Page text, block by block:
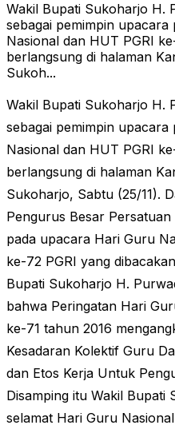
Wakil Bupati Sukoharjo H.
sebagai pemimpin
Nasional dan HUT PGRI
berlangsung di halaman
Sukoh...
Wakil Bupati Sukoharjo H.
sebagai pemimpin
Nasional dan HUT PGRI
berlangsung di halaman
Sukoharjo, Sabtu (25/11).
Pengurus Besar
pada upacara Hari Guru
ke-72 PGRI yang
Bupati Sukoharjo H.
bahwa Peringatan Hari
ke-71 tahun 2016
Kesadaran Kolektif Guru
dan Etos Kerja Untuk
Disamping itu Wakil
selamat Hari Guru